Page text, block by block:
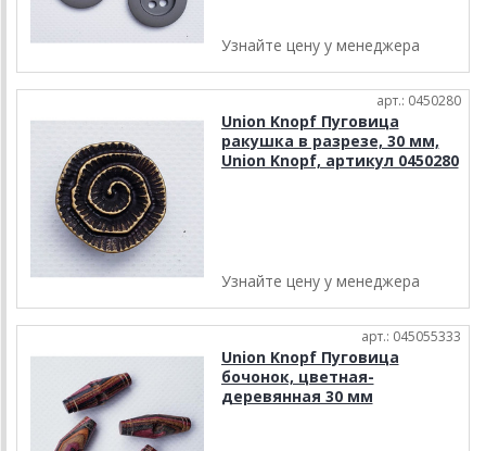
Узнайте цену у менеджера
арт.: 0450280
Union Knopf Пуговица
ракушка в разрезе, 30 мм,
Union Knopf, артикул 0450280
Узнайте цену у менеджера
арт.: 045055333
Union Knopf Пуговица
бочонок, цветная-
деревянная 30 мм